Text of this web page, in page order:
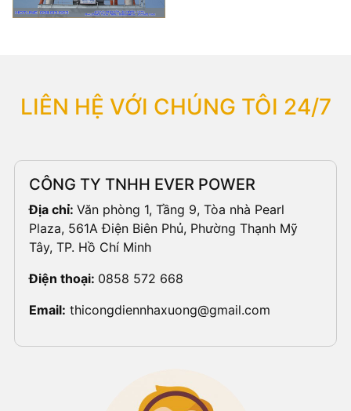
LIÊN HỆ VỚI CHÚNG TÔI 24/7
CÔNG TY TNHH EVER POWER
Địa chỉ: Văn phòng 1, Tầng 9, Tòa nhà Pearl
Plaza, 561A Điện Biên Phủ, Phường Thạnh Mỹ
Tây, TP. Hồ Chí Minh
Điện thoại: 0858 572 668
Email: thicongdiennhaxuong@gmail.com